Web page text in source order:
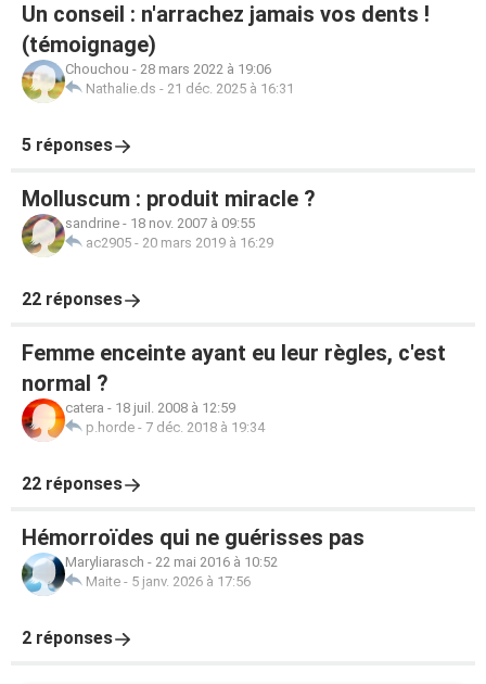
Un conseil : n'arrachez jamais vos dents !
(témoignage)
Chouchou - 28 mars 2022 à 19:06
Nathalie.ds - 21 déc. 2025 à 16:31
5 réponses
Molluscum : produit miracle ?
sandrine - 18 nov. 2007 à 09:55
ac2905 - 20 mars 2019 à 16:29
22 réponses
Femme enceinte ayant eu leur règles, c'est
normal ?
catera - 18 juil. 2008 à 12:59
p.horde - 7 déc. 2018 à 19:34
22 réponses
Hémorroïdes qui ne guérisses pas
Maryliarasch - 22 mai 2016 à 10:52
Maite - 5 janv. 2026 à 17:56
2 réponses